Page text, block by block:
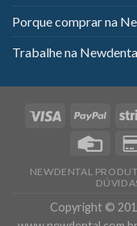
Porque comprar na
Trabalhe na
NEWDENTAL
Copyright ©